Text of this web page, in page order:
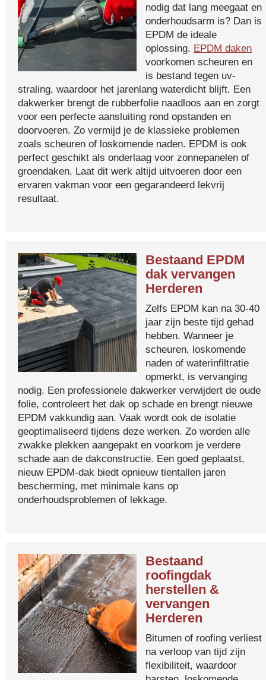
nodig dat lang meegaat en
onderhoudsarm is? Dan is
EPDM de ideale
oplossing. EPDM daken
voorkomen scheuren en
is bestand tegen uv-
straling, waardoor het jarenlang waterdicht blijft. Een
dakwerker brengt de rubberfolie naadloos aan en zorgt
voor een perfecte aansluiting rond opstanden en
doorvoeren. Zo vermijd je de klassieke problemen
zoals scheuren of loskomende naden. EPDM is ook
perfect geschikt als onderlaag voor zonnepanelen of
groendaken. Laat dit werk altijd uitvoeren door een
ervaren vakman voor een gegarandeerd lekvrij
resultaat.
Bestaand EPDM
dak vervangen
Herderen
Zelfs EPDM kan na 30-40
jaar zijn beste tijd gehad
hebben. Wanneer je
scheuren, loskomende
naden of waterinfiltratie
opmerkt, is vervanging
nodig. Een professionele dakwerker verwijdert de oude
folie, controleert het dak op schade en brengt nieuwe
EPDM vakkundig aan. Vaak wordt ook de isolatie
geoptimaliseerd tijdens deze werken. Zo worden alle
zwakke plekken aangepakt en voorkom je verdere
schade aan de dakconstructie. Een goed geplaatst,
nieuw EPDM-dak biedt opnieuw tientallen jaren
bescherming, met minimale kans op
onderhoudsproblemen of lekkage.
Bestaand
roofingdak
herstellen &
vervangen
Herderen
Bitumen of roofing verliest
na verloop van tijd zijn
flexibiliteit, waardoor